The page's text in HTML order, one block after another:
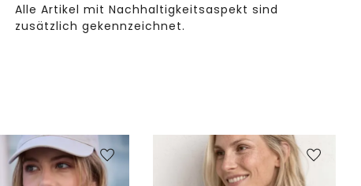
Alle Artikel mit Nachhaltigkeitsaspekt sind
zusätzlich gekennzeichnet.